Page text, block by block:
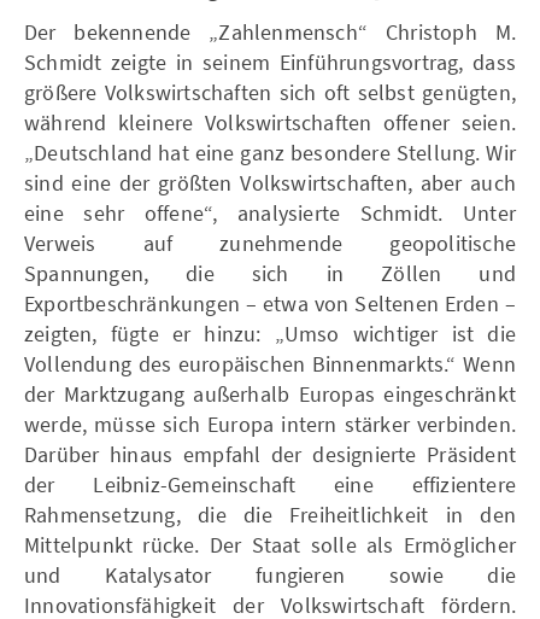
Der bekennende „Zahlenmensch“ Christoph M.
Schmidt zeigte in seinem Einführungsvortrag, dass
größere Volkswirtschaften sich oft selbst genügten,
während kleinere Volkswirtschaften offener seien.
„Deutschland hat eine ganz besondere Stellung. Wir
sind eine der größten Volkswirtschaften, aber auch
eine sehr offene“, analysierte Schmidt. Unter
Verweis auf zunehmende geopolitische
Spannungen, die sich in Zöllen und
Exportbeschränkungen – etwa von Seltenen Erden –
zeigten, fügte er hinzu: „Umso wichtiger ist die
Vollendung des europäischen Binnenmarkts.“ Wenn
der Marktzugang außerhalb Europas eingeschränkt
werde, müsse sich Europa intern stärker verbinden.
Darüber hinaus empfahl der designierte Präsident
der Leibniz-Gemeinschaft eine effizientere
Rahmensetzung, die die Freiheitlichkeit in den
Mittelpunkt rücke. Der Staat solle als Ermöglicher
und Katalysator fungieren sowie die
Innovationsfähigkeit der Volkswirtschaft fördern.